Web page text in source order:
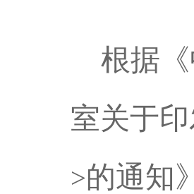
根据
室关于
>的通知